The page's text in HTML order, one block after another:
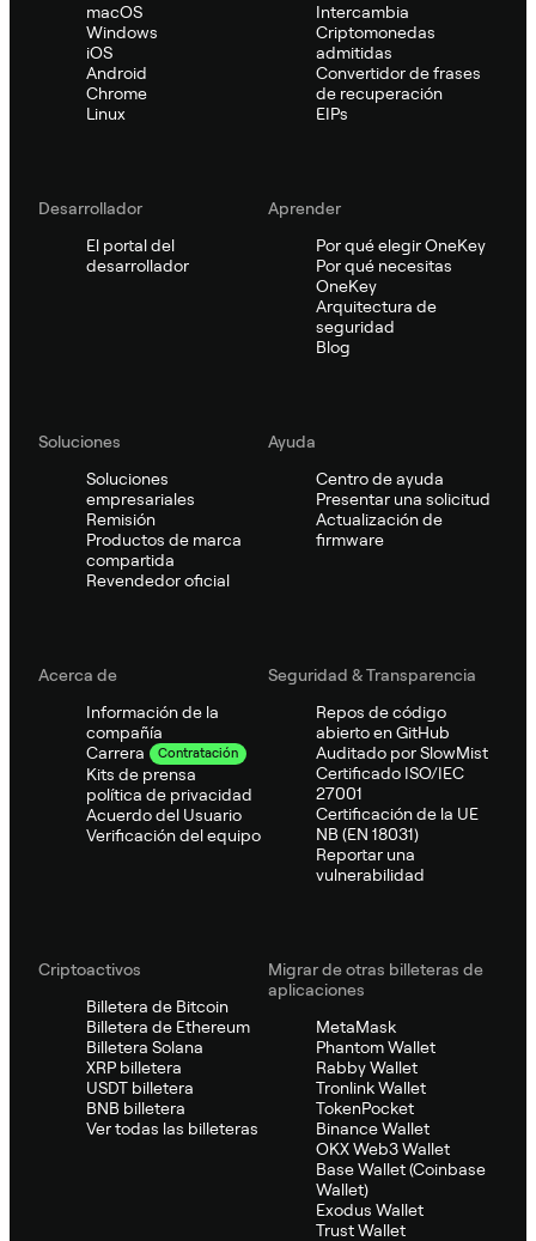
macOS
Windows
iOS
Android
Chrome
Linux
Intercambia
Criptomonedas
admitidas
Convertidor de frases
de recuperación
EIPs
Desarrollador
El portal del
desarrollador
Aprender
Por qué elegir OneKey
Por qué necesitas
OneKey
Arquitectura de
seguridad
Blog
Soluciones
Soluciones
empresariales
Remisión
Productos de marca
compartida
Revendedor oficial
Ayuda
Centro de ayuda
Presentar una solicitud
Actualización de
firmware
Acerca de
Información de la
compañía
Carrera
Contratación
Kits de prensa
política de privacidad
Acuerdo del Usuario
Verificación del equipo
Seguridad & Transparencia
Repos de código
abierto en GitHub
Auditado por SlowMist
Certificado ISO/IEC
27001
Certificación de la UE
NB (EN 18031)
Reportar una
vulnerabilidad
Criptoactivos
Billetera de Bitcoin
Billetera de Ethereum
Billetera Solana
XRP billetera
USDT billetera
BNB billetera
Ver todas las billeteras
Migrar de otras billeteras de
aplicaciones
MetaMask
Phantom Wallet
Rabby Wallet
Tronlink Wallet
TokenPocket
Binance Wallet
OKX Web3 Wallet
Base Wallet (Coinbase
Wallet)
Exodus Wallet
Trust Wallet